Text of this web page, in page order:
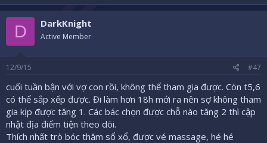
D DarkKnight
Active Member
12/9/15 #47
cuối tuần bận với vợ con rồi, không thể tham gia được. Còn t5,6
có thể sắp xếp được. Đi làm hơn 18h mới ra nên sợ không tham
gia kịp được tăng 1. Các bác chọn được chỗ nào tăng 2 thì cập
nhật địa điểm tiện theo dõi.
Thích nhất trò bóc thăm sổ xổ, được vé massage, hé hé